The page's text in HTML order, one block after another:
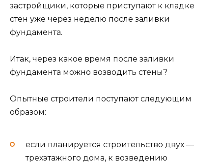
застройщики, которые приступают к кладке
стен уже через неделю после заливки
фундамента.
Итак, через какое время после заливки
фундамента можно возводить стены?
Опытные строители поступают следующим
образом:
если планируется строительство двух —
трехэтажного дома, к возведению